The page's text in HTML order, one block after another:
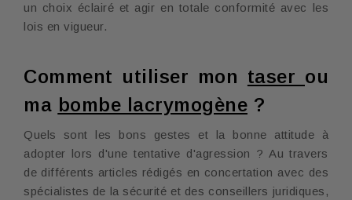
un choix éclairé et agir en totale conformité avec les
lois en vigueur.
Comment utiliser mon taser ou
ma bombe lacrymogène ?
Quels sont les bons gestes et la bonne attitude à
adopter lors d'une tentative d'agression ? Au travers
de différents articles rédigés en concertation avec des
spécialistes de la sécurité et des conseillers juridiques,